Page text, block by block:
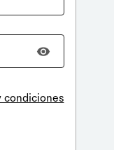
condiciones